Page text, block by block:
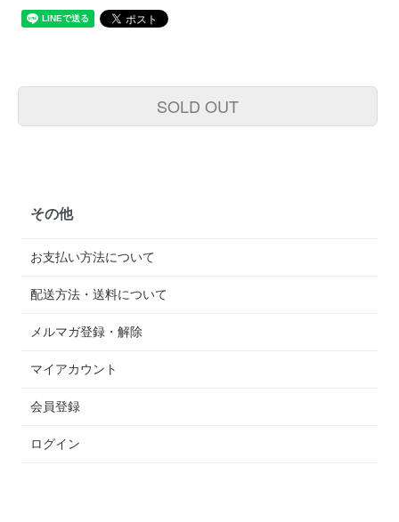
SOLD OUT
その他
お支払い方法について
配送方法・送料について
メルマガ登録・解除
マイアカウント
会員登録
ログイン